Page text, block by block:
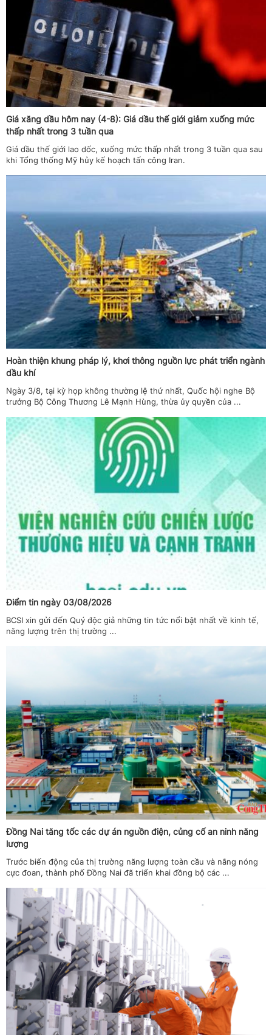
Giá xăng dầu hôm nay (4-8): Giá dầu thế giới giảm xuống mức
thấp nhất trong 3 tuần qua
Giá dầu thế giới lao dốc, xuống mức thấp nhất trong 3 tuần qua sau
khi Tổng thống Mỹ hủy kế hoạch tấn công Iran.
Hoàn thiện khung pháp lý, khơi thông nguồn lực phát triển ngành
dầu khí
Ngày 3/8, tại kỳ họp không thường lệ thứ nhất, Quốc hội nghe Bộ
trưởng Bộ Công Thương Lê Mạnh Hùng, thừa ủy quyền của ...
Điểm tin ngày 03/08/2026
BCSI xin gửi đến Quý độc giả những tin tức nổi bật nhất về kinh tế,
năng lượng trên thị trường ...
Đồng Nai tăng tốc các dự án nguồn điện, củng cố an ninh năng
lượng
Trước biến động của thị trường năng lượng toàn cầu và nắng nóng
cực đoan, thành phố Đồng Nai đã triển khai đồng bộ các ...